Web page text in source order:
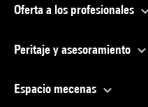
Oferta a los profesionales
Peritaje y asesoramiento
Espacio mecenas